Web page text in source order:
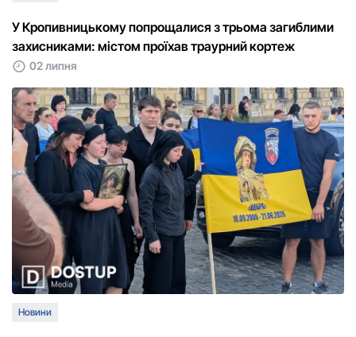
У Кропивницькому попрощалися з трьома загиблими
захисниками: містом проїхав траурний кортеж
02 липня
Новини